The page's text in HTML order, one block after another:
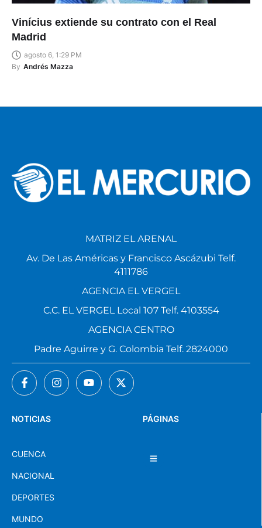
Vinícius extiende su contrato con el Real
Madrid
agosto 6, 1:29 PM
By Andrés Mazza
PÁGINAS
NOTICIAS
CUENCA
NACIONAL
DEPORTES
MUNDO
MATRIZ EL ARENAL
Av. De Las Américas y Francisco Ascázubi Telf.
4111786
AGENCIA EL VERGEL
C.C. EL VERGEL Local 107 Telf. 4103554
AGENCIA CENTRO
Padre Aguirre y G. Colombia Telf. 2824000